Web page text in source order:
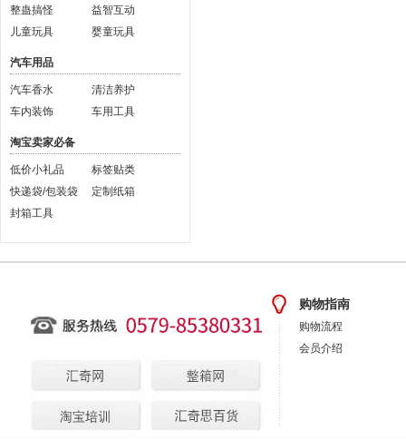
整蛊搞怪
益智互动
儿童玩具
婴童玩具
汽车用品
汽车香水
清洁养护
车内装饰
车用工具
淘宝卖家必备
低价小礼品
标签贴类
快递袋/包装袋
定制纸箱
封箱工具
购物指南
购物流程
会员介绍